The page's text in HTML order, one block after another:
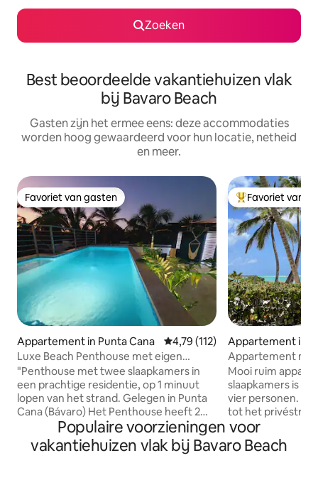
Zoeken
Best beoordeelde vakantiehuizen vlak
bij Bavaro Beach
Gasten zijn het ermee eens: deze accommodaties
worden hoog gewaardeerd voor hun locatie, netheid
en meer.
Favoriet van gasten
Favoriet van gasten
Appartement in Punta Cana Gemiddelde beoordeling van
4,79 (112)
Luxe Beach Penthouse met eigen
privézwembad
"Penthouse met twee slaapkamers in
een prachtige residentie, op 1 minuut
lopen van het strand. Gelegen in Punta
Cana (Bávaro) Het Penthouse heeft 2
verdiepingen waarvan u zult genieten,
de bovenste verdieping heeft een groot
en prive terras met uw eigen privé
Topfavoriet van
Favoriet van
Appartement in
Appartement met
oceaan
Mooi ruim
slaapkamers is
vier personen.
tot het
en banken.
(geen lift). 2
eigen terras met
Populaire voorzieningen voor
vakantiehuizen vlak bij Bavaro Beach